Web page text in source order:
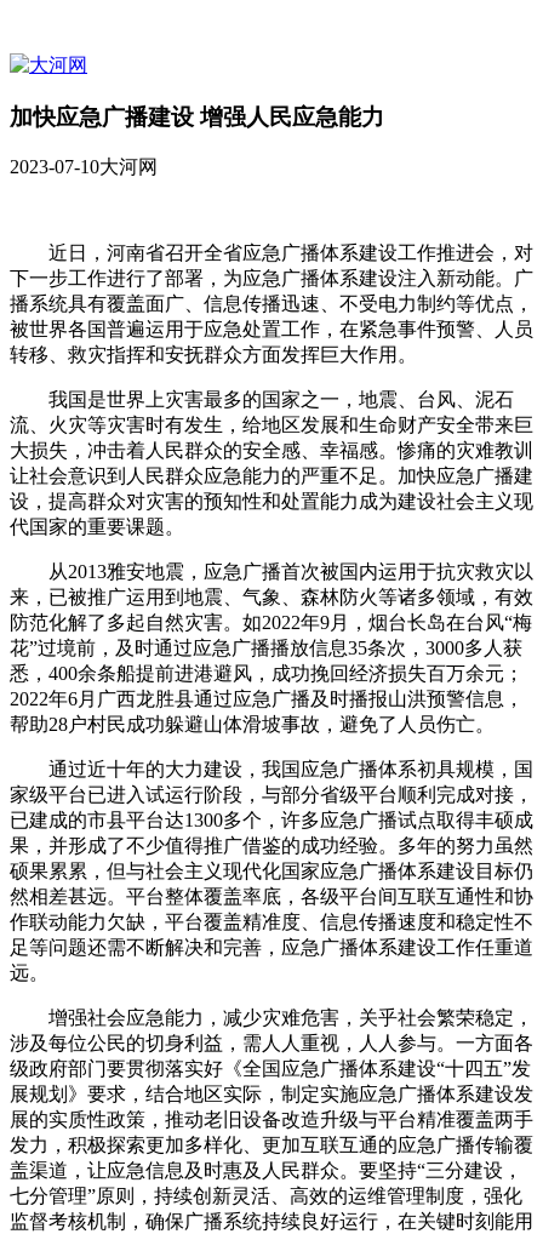
加快应急广播建设 增强人民应急能力
2023-07-10大河网
近日，河南省召开全省应急广播体系建设工作推进会，对
下一步工作进行了部署，为应急广播体系建设注入新动能。广
播系统具有覆盖面广、信息传播迅速、不受电力制约等优点，
被世界各国普遍运用于应急处置工作，在紧急事件预警、人员
转移、救灾指挥和安抚群众方面发挥巨大作用。
我国是世界上灾害最多的国家之一，地震、台风、泥石
流、火灾等灾害时有发生，给地区发展和生命财产安全带来巨
大损失，冲击着人民群众的安全感、幸福感。惨痛的灾难教训
让社会意识到人民群众应急能力的严重不足。加快应急广播建
设，提高群众对灾害的预知性和处置能力成为建设社会主义现
代国家的重要课题。
从2013雅安地震，应急广播首次被国内运用于抗灾救灾以
来，已被推广运用到地震、气象、森林防火等诸多领域，有效
防范化解了多起自然灾害。如2022年9月，烟台长岛在台风“梅
花”过境前，及时通过应急广播播放信息35条次，3000多人获
悉，400余条船提前进港避风，成功挽回经济损失百万余元；
2022年6月广西龙胜县通过应急广播及时播报山洪预警信息，
帮助28户村民成功躲避山体滑坡事故，避免了人员伤亡。
通过近十年的大力建设，我国应急广播体系初具规模，国
家级平台已进入试运行阶段，与部分省级平台顺利完成对接，
已建成的市县平台达1300多个，许多应急广播试点取得丰硕成
果，并形成了不少值得推广借鉴的成功经验。多年的努力虽然
硕果累累，但与社会主义现代化国家应急广播体系建设目标仍
然相差甚远。平台整体覆盖率底，各级平台间互联互通性和协
作联动能力欠缺，平台覆盖精准度、信息传播速度和稳定性不
足等问题还需不断解决和完善，应急广播体系建设工作任重道
远。
增强社会应急能力，减少灾难危害，关乎社会繁荣稳定，
涉及每位公民的切身利益，需人人重视，人人参与。一方面各
级政府部门要贯彻落实好《全国应急广播体系建设“十四五”发
展规划》要求，结合地区实际，制定实施应急广播体系建设发
展的实质性政策，推动老旧设备改造升级与平台精准覆盖两手
发力，积极探索更加多样化、更加互联互通的应急广播传输覆
盖渠道，让应急信息及时惠及人民群众。要坚持“三分建设，
七分管理”原则，持续创新灵活、高效的运维管理制度，强化
监督考核机制，确保广播系统持续良好运行，在关键时刻能用